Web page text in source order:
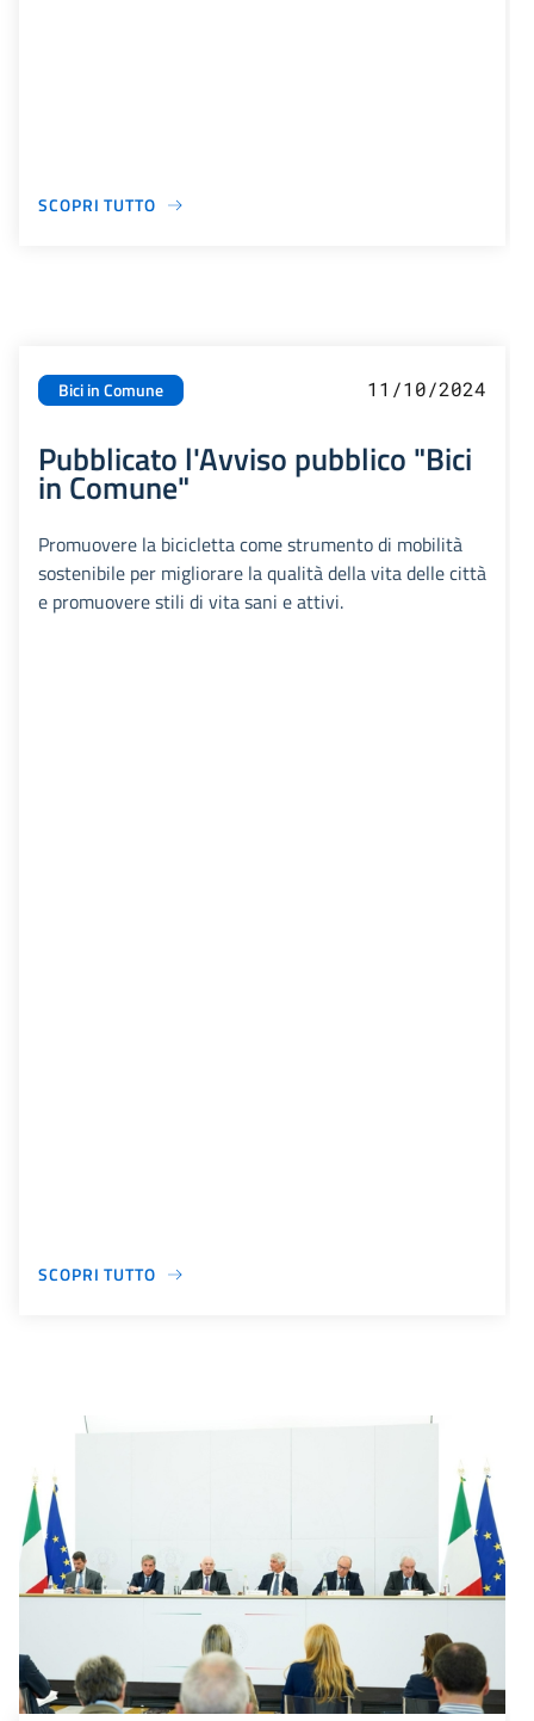
SCOPRI TUTTO
Bici in Comune 11/10/2024
Pubblicato l'Avviso pubblico "Bici
in Comune"
Promuovere la bicicletta come strumento di mobilità
sostenibile per migliorare la qualità della vita delle città
e promuovere stili di vita sani e attivi.
SCOPRI TUTTO